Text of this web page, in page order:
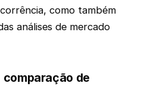
como também
análises de mercado
de